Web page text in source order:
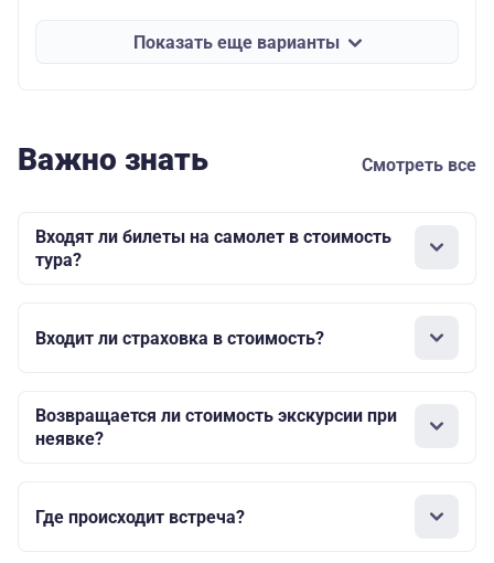
Показать еще варианты
Важно знать Смотреть все
Входят ли билеты на самолет в стоимость
тура?
Входит ли страховка в стоимость?
Возвращается ли стоимость экскурсии при
неявке?
Где происходит встреча?